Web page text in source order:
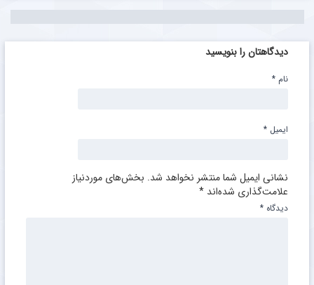
دیدگاهتان را بنویسید
نشانی ایمیل شما منتشر نخواهد شد. بخش‌های موردنیاز
علامت‌گذاری شده‌اند *
دیدگاه *
نام *
ایمیل *